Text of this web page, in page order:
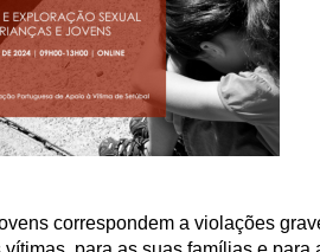
correspondem a violações